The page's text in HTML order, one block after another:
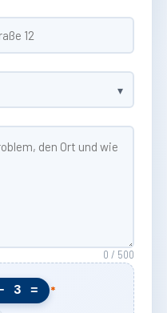
0 / 500
3 = *